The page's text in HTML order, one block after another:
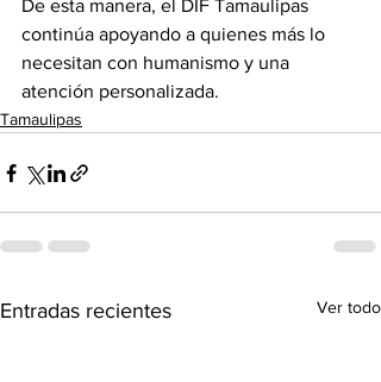
De esta manera, el DIF Tamaulipas
continúa apoyando a quienes más lo
necesitan con humanismo y una
atención personalizada.
Tamaulipas
Entradas recientes Ver todo